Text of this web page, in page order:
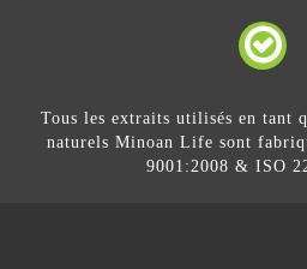
Tous les extraits utilisés en tant
naturels Minoan Life sont
9001:2008 & ISO